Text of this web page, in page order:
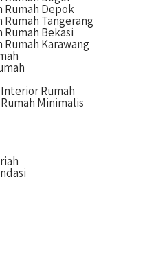
Rumah Depok
Rumah Tangerang
Rumah Bekasi
Rumah Karawang
Rumah
Minimalis